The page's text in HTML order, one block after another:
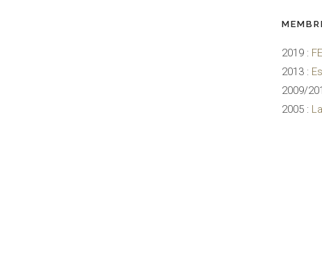
2019 :
2013 :
2009/
2005 :